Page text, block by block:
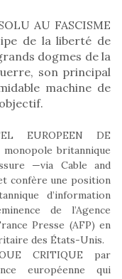
AU FASCISME
de la liberté de
dogmes de la
son principal
machine de
EUROPEEN DE
monopole britannique
—via Cable and
confère une position
d’information
de l’Agence
Presse (AFP) en
des États-Unis.
CRITIQUE par
européenne qui